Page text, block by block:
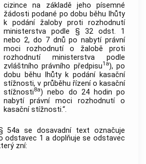
cizince na základě jeho písemné
žádosti podané po dobu běhu lhůty
k podání žaloby proti rozhodnutí
ministerstva podle § 32 odst. 1
nebo 2, do 7 dnů po nabytí právní
moci rozhodnutí o žalobě proti
rozhodnutí ministerstva podle
zvláštního právního předpisu1a), po
dobu běhu lhůty k podání kasační
stížnosti, v průběhu řízení o kasační
stížnosti8a) nebo do 24 hodin po
nabytí právní moci rozhodnutí o
kasační stížnosti.“.
54a se dosavadní text označuje
odstavec 1 a doplňuje se odstavec
zní: